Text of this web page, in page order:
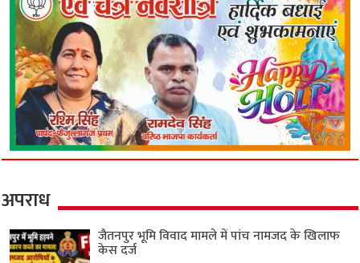
अपराध
जैतनपुर भूमि विवाद मामले में पांच नामजद के खिलाफ
केस दर्ज